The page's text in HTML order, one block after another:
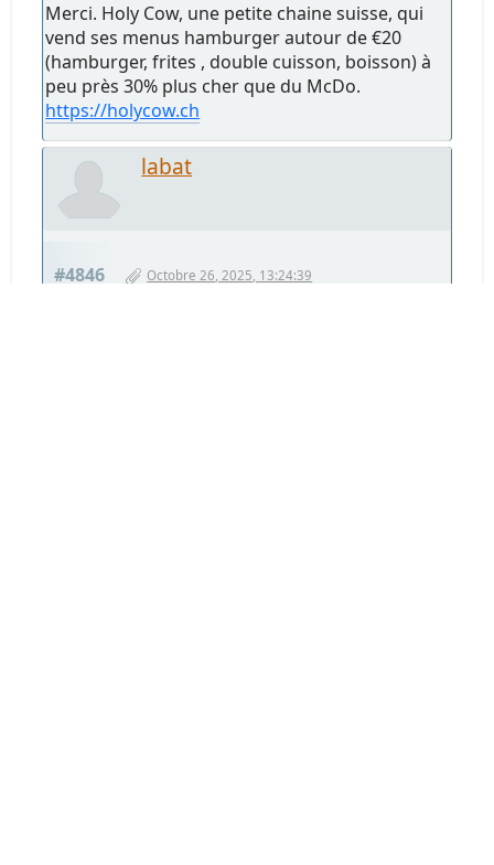
Merci. Holy Cow, une petite chaine suisse, qui
vend ses menus hamburger autour de €20
(hamburger, frites , double cuisson, boisson) à
peu près 30% plus cher que du McDo.
https://holycow.ch
labat
#4846 Octobre 26, 2025, 13:24:39